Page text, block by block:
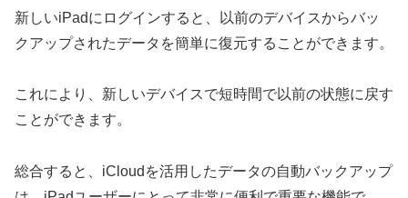
新しいiPadにログインすると、以前のデバイスからバッ
クアップされたデータを簡単に復元することができます。
これにより、新しいデバイスで短時間で以前の状態に戻す
ことができます。
総合すると、iCloudを活用したデータの自動バックアップ